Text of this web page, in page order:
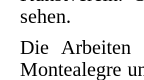
sehen.
Die Arbeiten
Montealegre